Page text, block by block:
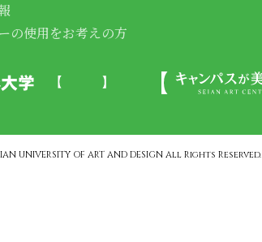
の使用をお考えの方
UNIVERSITY OF ART AND DESIGN All Rights Reserved.